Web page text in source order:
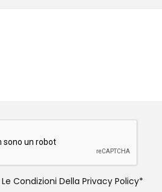
Condizioni Della Privacy Policy*